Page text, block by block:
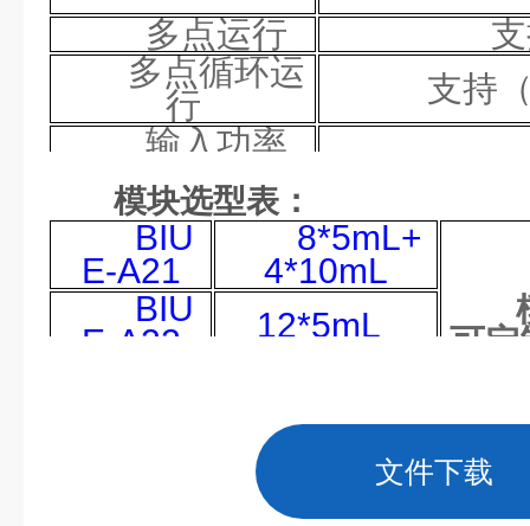
多点运行
多点循环运
行
支持
输入功率
电源
保险丝
模块选型表：
BIU
E-A21
8*5mL+
4*10mL
可定
BIU
E- A22
12*5mL
文件下载